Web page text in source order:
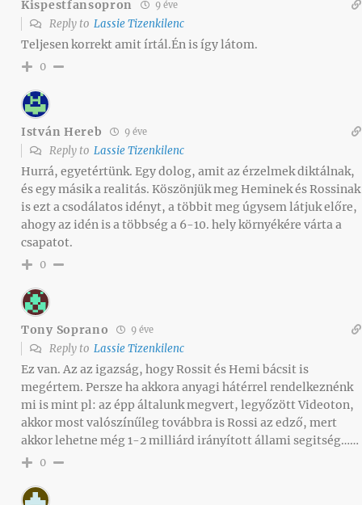
Kispestfansopron 9 éve
Reply to Lassie Tizenkilenc
Teljesen korrekt amit írtál.Én is így látom.
0
István Hereb 9 éve
Reply to Lassie Tizenkilenc
Hurrá, egyetértünk. Egy dolog, amit az érzelmek diktálnak,
és egy másik a realitás. Köszönjük meg Heminek és Rossinak
is ezt a csodálatos idényt, a többit meg úgysem látjuk előre,
ahogy az idén is a többség a 6-10. hely környékére várta a
csapatot.
0
Tony Soprano 9 éve
Reply to Lassie Tizenkilenc
Ez van. Az az igazság, hogy Rossit és Hemi bácsit is
megértem. Persze ha akkora anyagi hátérrel rendelkeznénk
mi is mint pl: az épp általunk megvert, legyőzött Videoton,
akkor most valószínűleg továbbra is Rossi az edző, mert
akkor lehetne még 1-2 milliárd irányított állami segitség……
0